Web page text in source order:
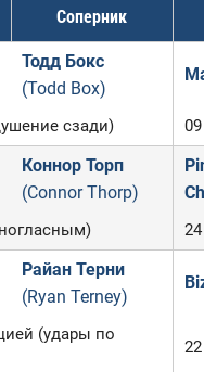
Соперник
Тодд Бокс
(Todd Box)
сзади)
Коннор Торп
(Connor Thorp)
Райан Терни
(Ryan Terney)
(удары по